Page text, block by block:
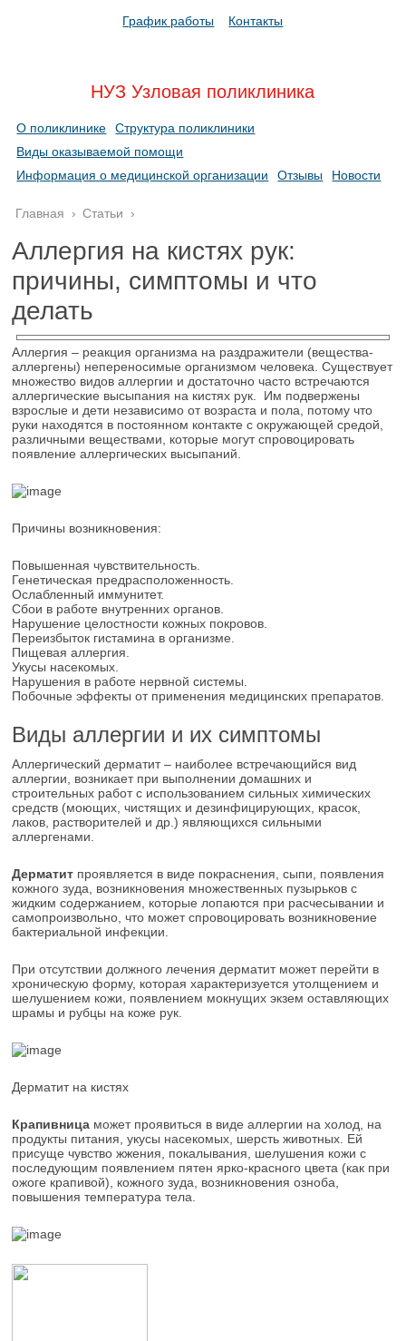
График работы Контакты
НУЗ Узловая поликлиника
О поликлинике
Структура поликлиники
Виды оказываемой помощи
Информация о медицинской организации
Отзывы Новости
Главная › Статьи ›
Аллергия на кистях рук:
причины, симптомы и что
делать
Аллергия – реакция организма на раздражители (вещества-
аллергены) непереносимые организмом человека. Существует
множество видов аллергии и достаточно часто встречаются
аллергические высыпания на кистях рук. Им подвержены
взрослые и дети независимо от возраста и пола, потому что
руки находятся в постоянном контакте с окружающей средой,
различными веществами, которые могут спровоцировать
появление аллергических высыпаний.
Причины возникновения:
Повышенная чувствительность.
Генетическая предрасположенность.
Ослабленный иммунитет.
Сбои в работе внутренних органов.
Нарушение целостности кожных покровов.
Переизбыток гистамина в организме.
Пищевая аллергия.
Укусы насекомых.
Нарушения в работе нервной системы.
Побочные эффекты от применения медицинских препаратов.
Виды аллергии и их симптомы
Аллергический дерматит – наиболее встречающийся вид
аллергии, возникает при выполнении домашних и
строительных работ с использованием сильных химических
средств (моющих, чистящих и дезинфицирующих, красок,
лаков, растворителей и др.) являющихся сильными
аллергенами.
Дерматит проявляется в виде покраснения, сыпи, появления
кожного зуда, возникновения множественных пузырьков с
жидким содержанием, которые лопаются при расчесывании и
самопроизвольно, что может спровоцировать возникновение
бактериальной инфекции.
При отсутствии должного лечения дерматит может перейти в
хроническую форму, которая характеризуется утолщением и
шелушением кожи, появлением мокнущих экзем оставляющих
шрамы и рубцы на коже рук.
Дерматит на кистях
Крапивница может проявиться в виде аллергии на холод, на
продукты питания, укусы насекомых, шерсть животных. Ей
присуще чувство жжения, покалывания, шелушения кожи с
последующим появлением пятен ярко-красного цвета (как при
ожоге крапивой), кожного зуда, возникновения озноба,
повышения температура тела.